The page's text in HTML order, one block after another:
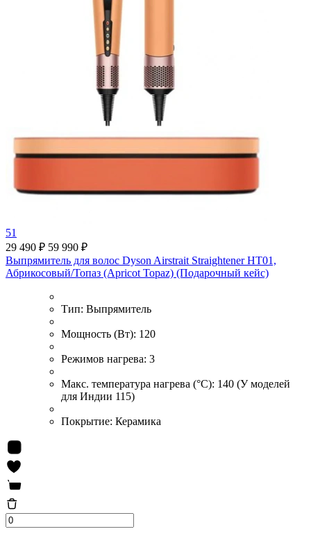
51
29 490 ₽ 59 990 ₽
Выпрямитель для волос Dyson Airstrait Straightener HT01,
Абрикосовый/Топаз (Apricot Topaz) (Подарочный кейс)
Тип: Выпрямитель
Мощность (Вт): 120
Режимов нагрева: 3
Макс. температура нагрева (°С): 140 (У моделей
для Индии 115)
Покрытие: Керамика